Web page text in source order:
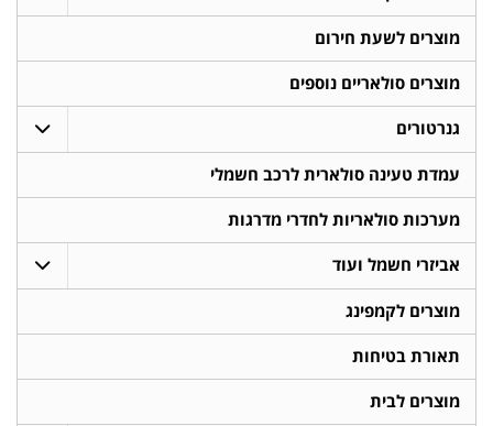
מוצרים לשעת חירום
מוצרים סולאריים נוספים
גנרטורים
עמדת טעינה סולארית לרכב חשמלי
מערכות סולאריות לחדרי מדרגות
אביזרי חשמל ועוד
מוצרים לקמפינג
תאורת בטיחות
מוצרים לבית